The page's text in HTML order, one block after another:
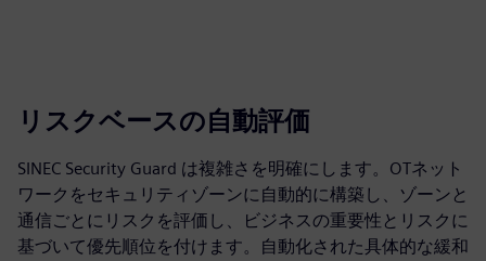
リスクベースの自動評価
SINEC Security Guard は複雑さを明確にします。OTネット
ワークをセキュリティゾーンに自動的に構築し、ゾーンと
通信ごとにリスクを評価し、ビジネスの重要性とリスクに
基づいて優先順位を付けます。自動化された具体的な緩和